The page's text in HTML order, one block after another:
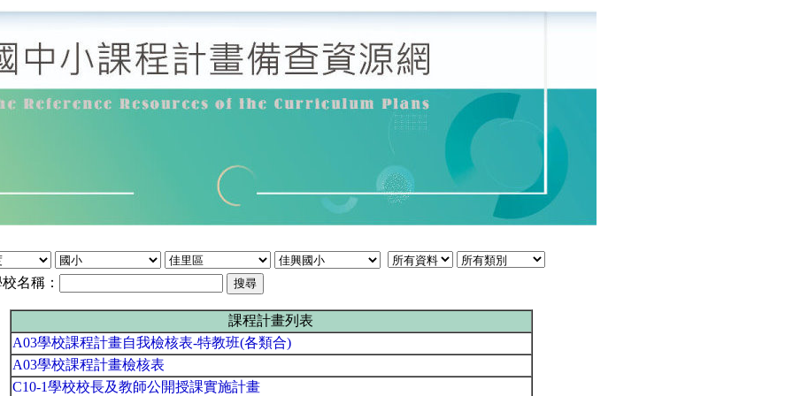
名稱：
課程計畫列表
A03學校課程計畫自我檢核表-特教班(各類合)
A03學校課程計畫檢核表
C10-1學校校長及教師公開授課實施計畫